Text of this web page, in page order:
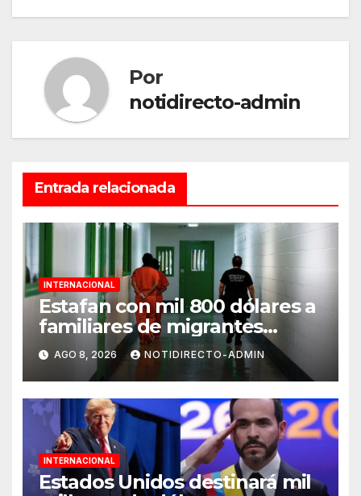
Por
notidirecto-admin
Entrada relacionada
INTERNACIONAL
Estafan con mil 800 dólares a
familiares de migrantes
detenidos en Estados Unidos;
prometen liberarlos
AGO 8, 2026 NOTIDIRECTO-ADMIN
INTERNACIONAL
Estados Unidos destinará mil